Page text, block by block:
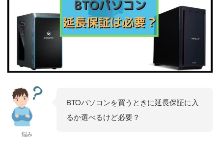
悩み
BTOパソコンを買うときに延長保証に入
るか選べるけど必要？